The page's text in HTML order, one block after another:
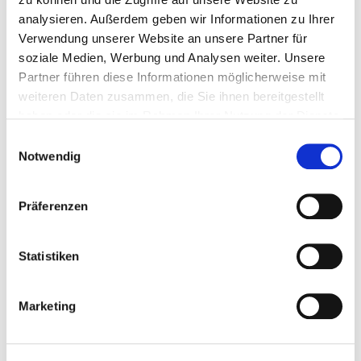
analysieren. Außerdem geben wir Informationen zu Ihrer
Verwendung unserer Website an unsere Partner für
soziale Medien, Werbung und Analysen weiter. Unsere
Partner führen diese Informationen möglicherweise mit
weiteren Daten zusammen, die Sie ihnen bereitgestellt
Notwendig
Präferenzen
Statistiken
Marketing
FREITAG - 05.03.2027
20:00 Uhr,Einlass: 18:30 Uhr
Arena
Veranstalter: Neuland Concerts GmbH
TICKETS BEI EVENTIM.DE
Und bei allen bekannten Vorverkaufsstellen.